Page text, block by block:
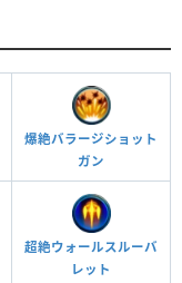
爆絶バラージショット
ガン
超絶ウォールスルーバ
レット